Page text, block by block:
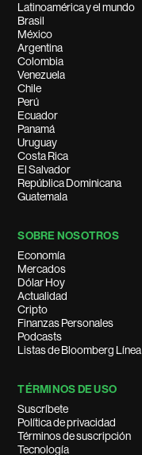
Latinoamérica y el mundo
Brasil
México
Argentina
Colombia
Venezuela
Chile
Perú
Ecuador
Panamá
Uruguay
Costa Rica
El Salvador
República Dominicana
Guatemala
SOBRE NOSOTROS
Economía
Mercados
Dólar Hoy
Actualidad
Cripto
Finanzas Personales
Podcasts
Listas de Bloomberg Línea
TÉRMINOS DE USO
Suscríbete
Política de privacidad
Términos de suscripción
Tecnología